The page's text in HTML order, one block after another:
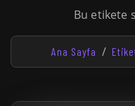
Bu etikete
Ana Sayfa